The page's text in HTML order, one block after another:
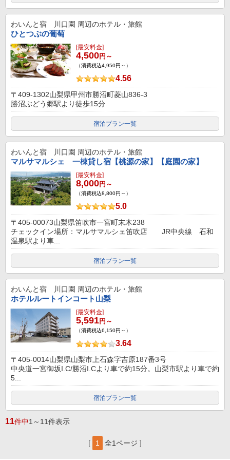
わいんと宿 川口園 周辺のホテル・旅館
ひとつぶの葡萄
[最安料金]
4,500円～
（消費税込4,950円～）
4.56
〒409-1302山梨県甲州市勝沼町菱山836-3
勝沼ぶどう郷駅より徒歩15分
宿泊プラン一覧
わいんと宿 川口園 周辺のホテル・旅館
マルサマルシェ 一棟貸し宿【桃源の家】【庭園の家】
[最安料金]
8,000円～
（消費税込8,800円～）
5.0
〒405-00073山梨県笛吹市一宮町末木238
チェックイン場所：マルサマルシェ笛吹店 JR中央線 石和
温泉駅より車...
宿泊プラン一覧
わいんと宿 川口園 周辺のホテル・旅館
ホテルルートインコート山梨
[最安料金]
5,591円～
（消費税込6,150円～）
3.64
〒405-0014山梨県山梨市上石森字吉原187番3号
中央道一宮御坂I.C/勝沼I.Cより車で約15分。山梨市駅より車で約
5...
宿泊プラン一覧
11件中1～11件表示
[ 1 全1ページ ]